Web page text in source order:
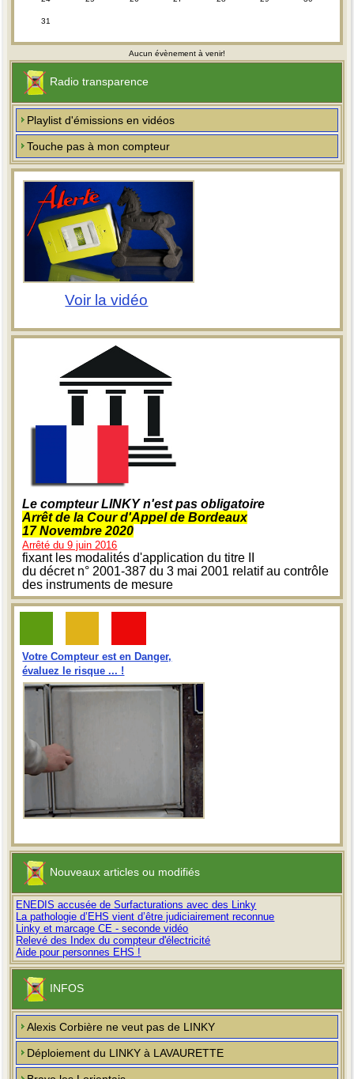
31
Aucun évènement à venir!
Radio transparence
Playlist d'émissions en vidéos
Touche pas à mon compteur
Voir la vidéo
Le compteur LINKY n'est pas obligatoire
Arrêt de la Cour d'Appel de Bordeaux
17 Novembre 2020
Arrêté du 9 juin 2016
fixant les modalités d'application du titre II
du décret n° 2001-387 du 3 mai 2001 relatif au contrôle
des instruments de mesure
Votre Compteur est en Danger,
évaluez le risque ... !
Nouveaux articles ou modifiés
ENEDIS accusée de Surfacturations avec des Linky
La pathologie d’EHS vient d’être judiciairement reconnue
Linky et marcage CE - seconde vidéo
Relevé des Index du compteur d'électricité
Aide pour personnes EHS !
INFOS
Alexis Corbière ne veut pas de LINKY
Déploiement du LINKY à LAVAURETTE